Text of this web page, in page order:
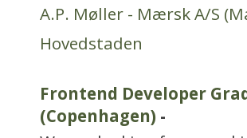
A.P. Møller - Mærsk A/S
Hovedstaden
Frontend Developer
(Copenhagen) -